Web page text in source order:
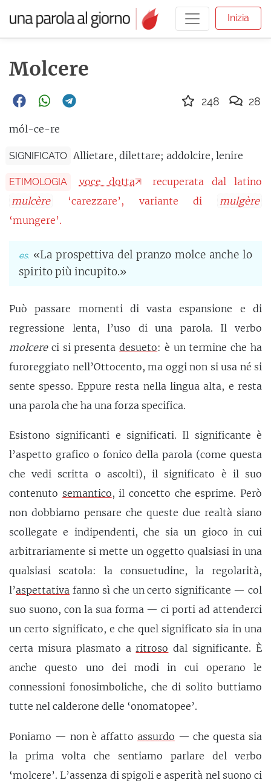
Inizia
Molcere
mól-ce-re
SIGNIFICATO Allietare, dilettare; addolcire, lenire
ETIMOLOGIA voce dotta
recuperata dal latino
mulcère
‘carezzare’, variante di
mulgère
‘mungere’.
«La prospettiva del pranzo molce anche lo
spirito più incupito.»
Può passare momenti di vasta espansione e di
regressione lenta, l’uso di una parola. Il verbo
molcereci si presentadesueto: è un termine che ha
furoreggiato nell’Ottocento, ma oggi non si usa né si
sente spesso. Eppure resta nella lingua alta, e resta
una parola che ha una forza specifica.
Esistono significanti e significati. Il significante è
l’aspetto grafico o fonico della parola (come questa
che vedi scritta o ascolti), il significato è il suo
contenuto semantico, il concetto che esprime. Però
non dobbiamo pensare che queste due realtà siano
scollegate e indipendenti, che sia un gioco in cui
arbitrariamente si mette un oggetto qualsiasi in una
qualsiasi scatola: la consuetudine, la regolarità,
l’aspettativa fanno sì che un certo significante — col
suo suono, con la sua forma — ci porti ad attenderci
un certo significato, e che quel significato sia in una
certa misura plasmato aritroso dal significante. È
anche questo uno dei modi in cui operano le
connessioni fonosimboliche, che di solito buttiamo
tutte nel calderone delle ‘onomatopee’.
Poniamo — non è affatto assurdo — che questa sia
la prima volta che sentiamo parlare del verbo
‘molcere’. L’assenza di spigoli e asperità nel suono ci
248 28